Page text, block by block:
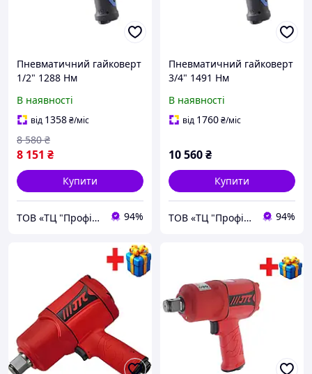
Пневматичний гайковерт
1/2" 1288 Нм
KINGTONY 33481-095
В наявності
від 1358₴/міс
8 151 ₴
8 580 ₴
Купити
ТОВ «ТЦ "Профіт"» 94%
Пневматичний гайковерт
3/4" 1491 Нм
KINGTONY 33681-100
В наявності
від 1760₴/міс
10 560₴
Купити
ТОВ «ТЦ "Профіт"» 94%